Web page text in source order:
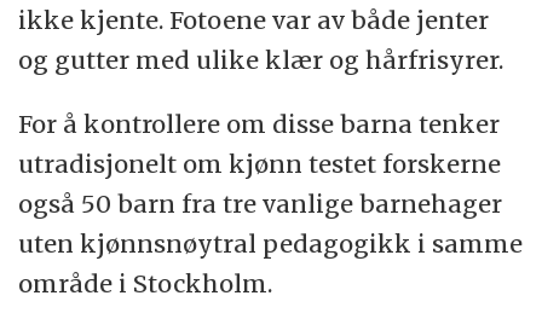
ikke kjente. Fotoene var av både jenter
og gutter med ulike klær og hårfrisyrer.
For å kontrollere om disse barna tenker
utradisjonelt om kjønn testet forskerne
også 50 barn fra tre vanlige barnehager
uten kjønnsnøytral pedagogikk i samme
område i Stockholm.